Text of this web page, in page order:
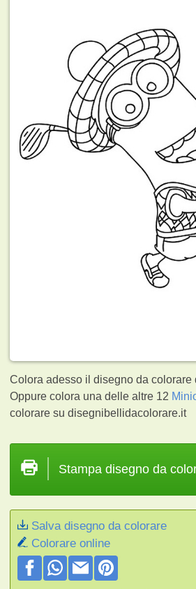
Colora adesso il disegno da colorare
Oppure colora una delle altre 12
colorare su disegnibellidacolorare.it
Stampa disegno da
Salva disegno da colorare
Colorare online